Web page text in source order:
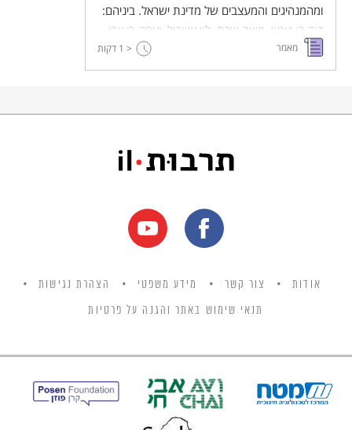
ומהמנהיגים והמעצבים של מדינת ישראל. ביניהם:
דוד בן-גוריון, משה שרת, לוי אשכול, יצחק בן צבי,
זלמן שז"ר ועוד רבים. המאמר בוחן את הנסיבות
המיוחדות שברקע התקופה ואת המאפיינים
מאמר < 1 דקות
אודות צור קשר מידע משפטי הצהרת נגישות
תנאי שימוש באתר והגנה על פרטיות